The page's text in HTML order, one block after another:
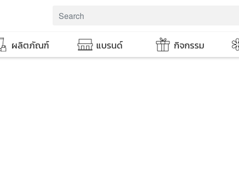
ผลิตภัณฑ์ แบรนด์ กิจกรรม